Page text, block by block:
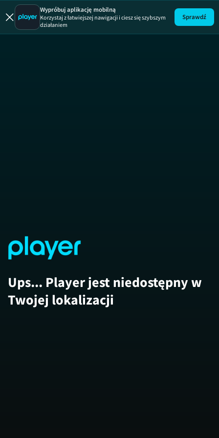
Imago
Wypróbuj aplikację mobilną
Korzystaj z łatwiejszej nawigacji i ciesz się szybszym
działaniem
Sprawdź
Ups... Player jest niedostępny w
Twojej lokalizacji